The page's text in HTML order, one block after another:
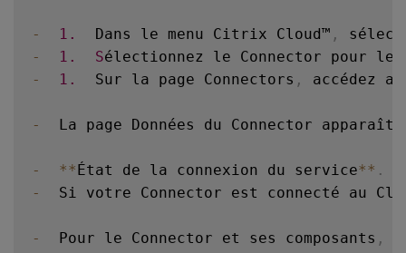
- 1.
  Dans le menu Citrix Cloud™
,
-
1. Sélectionnez le Connector pour
-
1.
  Sur la page Connectors
, accédez
-
  La page Données du Connector apparaît
- **État de la connexion du service** .
-
Si votre Connector est connecté au
-
  Pour le Connector et ses composants
,